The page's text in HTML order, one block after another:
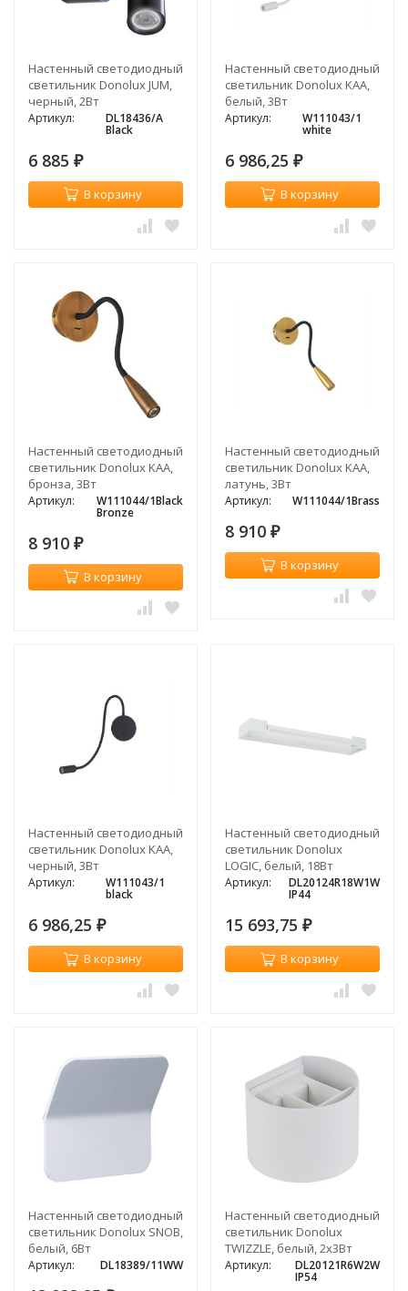
Настенный светодиодный
светильник Donolux JUM,
черный, 2Вт
Артикул: DL18436/A
Black
6 885 ₽
В корзину
Настенный светодиодный
светильник Donolux KAA,
белый, 3Вт
Артикул: W111043/1
white
6 986,25 ₽
В корзину
Настенный светодиодный
светильник Donolux KAA,
бронза, 3Вт
Артикул: W111044/1Black
Bronze
8 910 ₽
В корзину
Настенный светодиодный
светильник Donolux KAA,
латунь, 3Вт
Артикул: W111044/1Brass
8 910 ₽
В корзину
Настенный светодиодный
светильник Donolux KAA,
черный, 3Вт
Артикул: W111043/1
black
6 986,25 ₽
В корзину
Настенный светодиодный
светильник Donolux
LOGIC, белый, 18Вт
Артикул: DL20124R18W1W
IP44
15 693,75 ₽
В корзину
Настенный светодиодный
светильник Donolux SNOB,
белый, 6Вт
Артикул: DL18389/11WW
Настенный светодиодный
светильник Donolux
TWIZZLE, белый, 2х3Вт
Артикул: DL20121R6W2W
IP54